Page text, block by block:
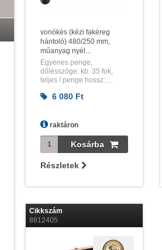
vonókés (kézi fakéreg
hántoló) 480/250 mm,
műanyag nyél...
Egyenes penge,
dőlésszöge: kb. 35 fok,
teljes / penge hossz: ...
6 080 Ft
raktáron
Részletek
Cikkszám
8812405